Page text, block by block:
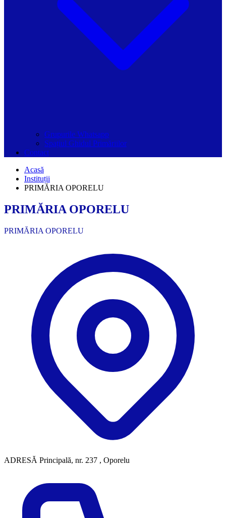
Grupurile Whatsapp
Spațiul Ghidul Primăriilor
Contact
Acasă
Instituții
PRIMĂRIA OPORELU
PRIMĂRIA OPORELU
PRIMĂRIA OPORELU
ADRESĂ Principală, nr. 237 , Oporelu